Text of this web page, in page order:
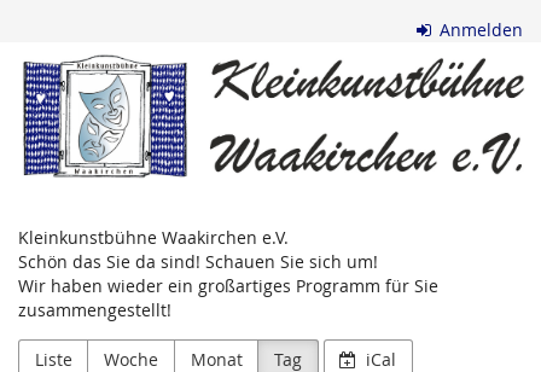
Inhalt
springen
Anmelden
Kleinkunstbühne
Waakirchen
e.V.
Kleinkunstbühne Waakirchen e.V.
Schön das Sie da sind! Schauen Sie sich um!
Wir haben wieder ein großartiges Programm für Sie
zusammengestellt!
Liste Woche Monat Tag iCal